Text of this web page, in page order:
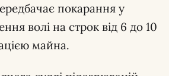
покарання у
волі на строк від 6 до 10
майна.